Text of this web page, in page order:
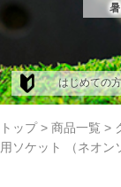
はじめての
トップ > 商品一覧 >
用ソケット （ネオン